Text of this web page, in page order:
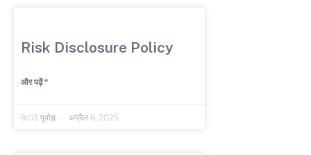
Risk Disclosure Policy
और पढ़ें "
8:03 पूर्वाह्न अप्रैल 6, 2025